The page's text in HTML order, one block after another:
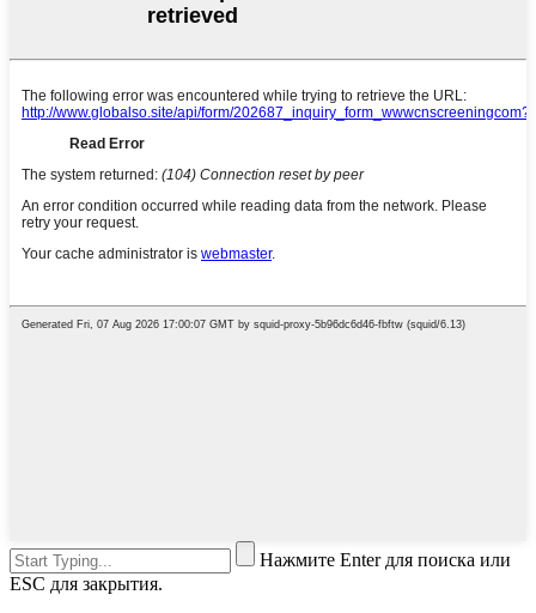
Нажмите Enter для поиска или
ESC для закрытия.